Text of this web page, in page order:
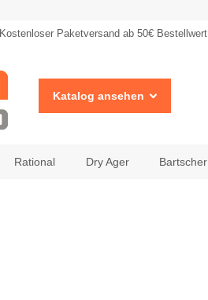
Kostenloser Paketversand ab 50€ Bestellwert
Katalog ansehen
Rational Dry Ager Bartscher